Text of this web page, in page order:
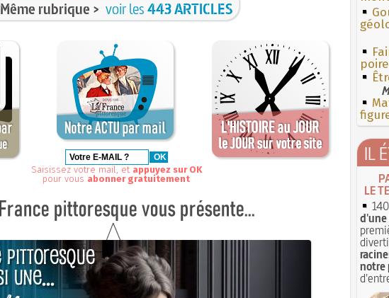
Même rubrique > voir les443 ARTICLES
Saisissez votre mail, et appuyez sur OK
pour vous abonner gratuitement
IL
LE
d'une
notre